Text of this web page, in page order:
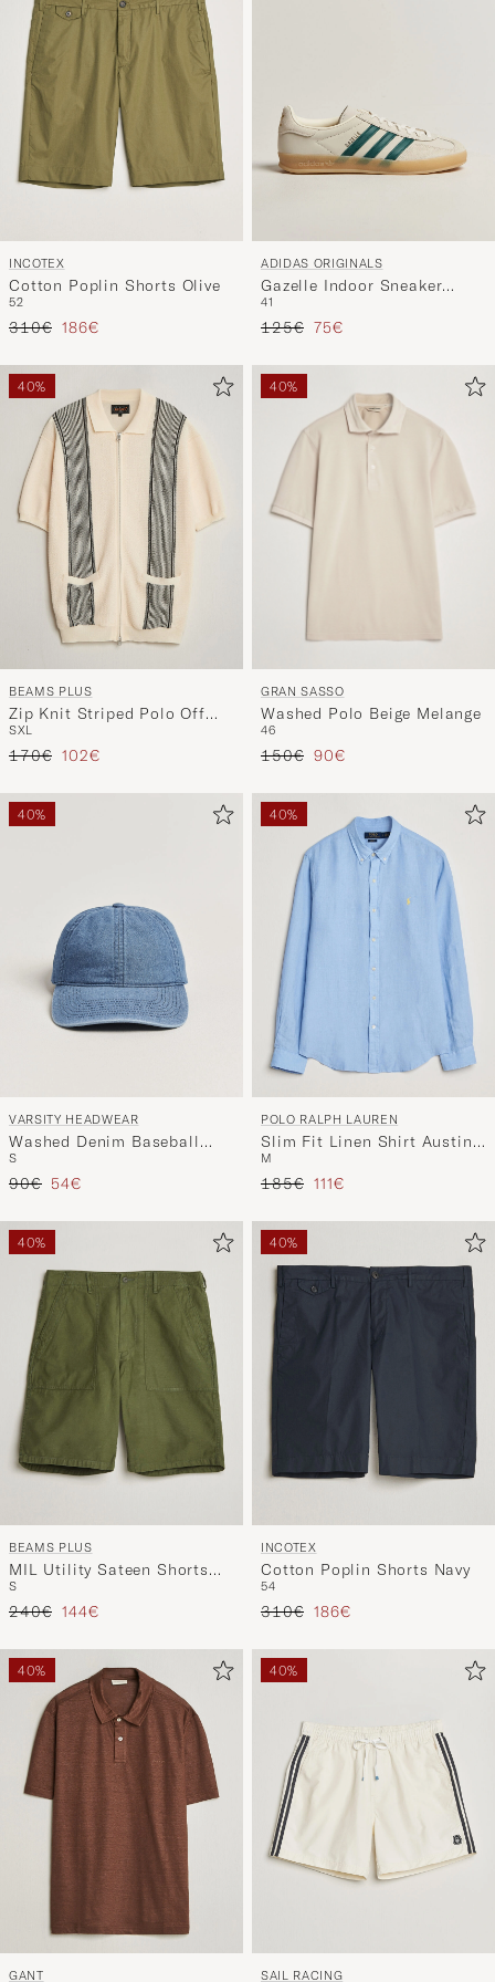
INCOTEX
Cotton Poplin Shorts Olive
52
Precio ordinario
310€ Precio reducido
186€
ADIDAS ORIGINALS
Gazelle Indoor Sneaker
Beige/Green
41
Precio ordinario
125€ Precio reducido
75€
40%
BEAMS PLUS
Zip Knit Striped Polo Off
White
SXL
Precio ordinario
170€ Precio reducido
102€
40%
GRAN SASSO
Washed Polo Beige Melange
46
Precio ordinario
150€ Precio reducido
90€
40%
VARSITY HEADWEAR
Washed Denim Baseball
Cap Indigo
S
Precio ordinario
90€ Precio reducido
54€
40%
POLO RALPH LAUREN
Slim Fit Linen Shirt Austin
Blue
M
Precio ordinario
185€ Precio reducido
111€
40%
BEAMS PLUS
MIL Utility Sateen Shorts
Olive
S
Precio ordinario
240€ Precio reducido
144€
40%
INCOTEX
Cotton Poplin Shorts Navy
54
Precio ordinario
310€ Precio reducido
186€
40%
GANT
40%
SAIL RACING